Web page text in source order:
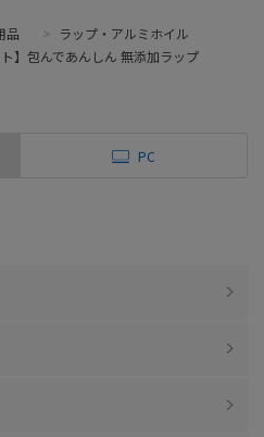
品 > ラップ・アルミホイル
】包んであんしん 無添加ラップ
PC